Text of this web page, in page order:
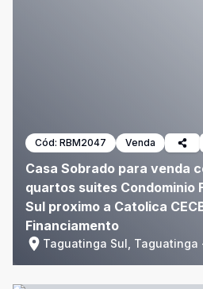
Cód: RBM2047 Venda
Casa Sobrado para venda
quartos suites Condominio
Sul proximo a Catolica
Financiamento
Taguatinga Sul, Taguatinga